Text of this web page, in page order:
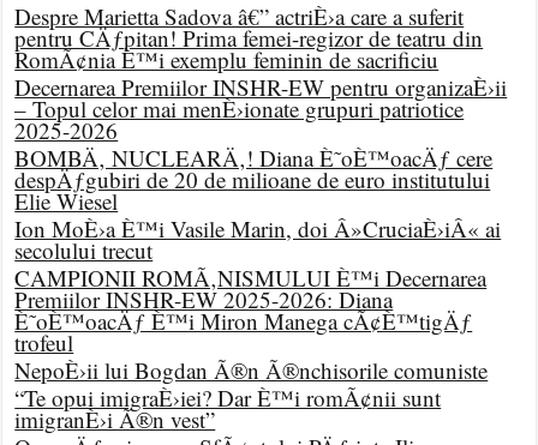
Despre Marietta Sadova â€” actriÈ›a care a suferit
pentru CÄƒpitan! Prima femei-regizor de teatru din
RomÃ¢nia È™i exemplu feminin de sacrificiu
Decernarea Premiilor INSHR-EW pentru organizaÈ›ii
– Topul celor mai menÈ›ionate grupuri patriotice
2025-2026
BOMBÄ‚ NUCLEARÄ‚! Diana È˜oÈ™oacÄƒ cere
despÄƒgubiri de 20 de milioane de euro institutului
Elie Wiesel
Ion MoÈ›a È™i Vasile Marin, doi Â»CruciaÈ›iÂ« ai
secolului trecut
CAMPIONII ROMÃ‚NISMULUI È™i Decernarea
Premiilor INSHR-EW 2025-2026: Diana
È˜oÈ™oacÄƒ È™i Miron Manega cÃ¢È™tigÄƒ
trofeul
NepoÈ›ii lui Bogdan Ã®n Ã®nchisorile comuniste
“Te opui imigraÈ›iei? Dar È™i romÃ¢nii sunt
imigranÈ›i Ã®n vest”